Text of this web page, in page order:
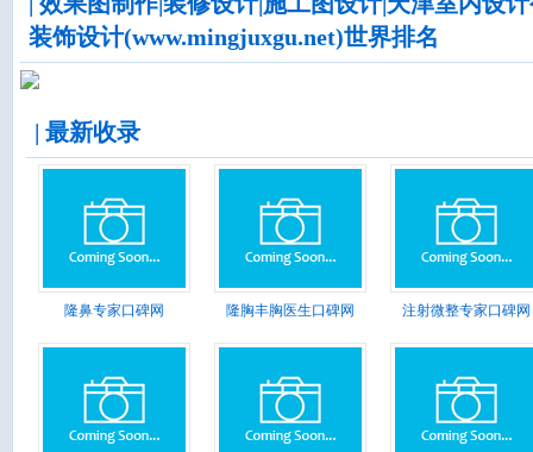
装饰设计(www.mingjuxgu.net)世界排名
| 最新收录
隆鼻专家口碑网 隆胸丰胸医生口碑网 注射微整专家口碑网